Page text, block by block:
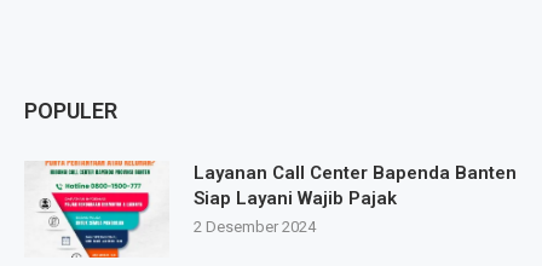
POPULER
Layanan Call Center Bapenda Banten
Siap Layani Wajib Pajak
2 Desember 2024